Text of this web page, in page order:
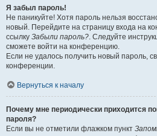
Я забыл пароль!
Не паникуйте! Хотя пароль нельзя
новый. Перейдите на страницу входа на
ссылку Забыли пароль?. Следуйте
сможете войти на конференцию.
Если не удалось получить новый пароль,
конференции.
Вернуться к началу
Почему мне периодически приходится
пароля?
Если вы не отметили флажком пункт